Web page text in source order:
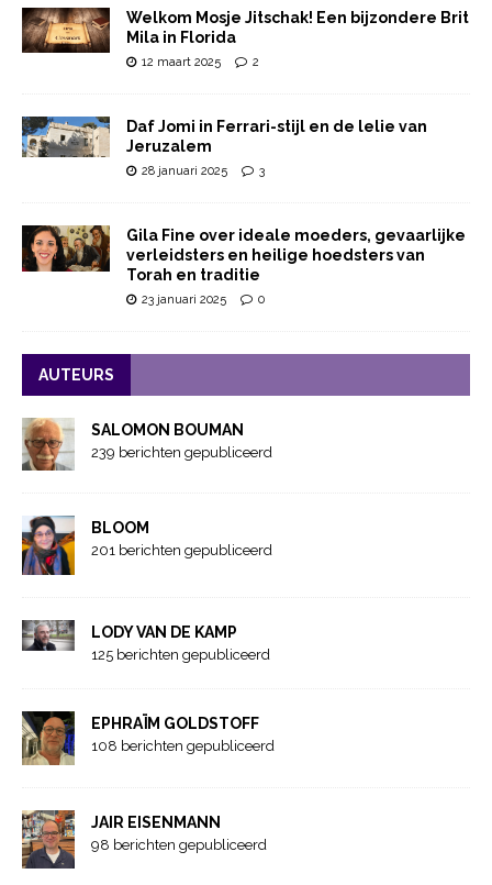
Welkom Mosje Jitschak! Een bijzondere Brit
Mila in Florida
12 maart 2025 2
Daf Jomi in Ferrari-stijl en de lelie van
Jeruzalem
28 januari 2025 3
Gila Fine over ideale moeders, gevaarlijke
verleidsters en heilige hoedsters van
Torah en traditie
23 januari 2025 0
AUTEURS
SALOMON BOUMAN
239 berichten gepubliceerd
BLOOM
201 berichten gepubliceerd
LODY VAN DE KAMP
125 berichten gepubliceerd
EPHRAÏM GOLDSTOFF
108 berichten gepubliceerd
JAIR EISENMANN
98 berichten gepubliceerd